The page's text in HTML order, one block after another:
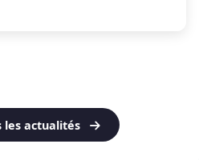
les actualités